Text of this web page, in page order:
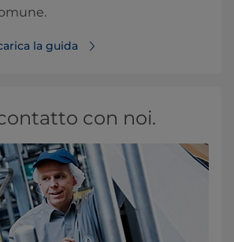
la guida
con noi.